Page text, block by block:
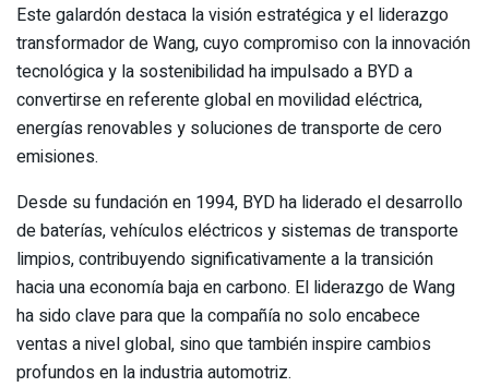
Este galardón destaca la visión estratégica y el liderazgo
transformador de Wang, cuyo compromiso con la innovación
tecnológica y la sostenibilidad ha impulsado a BYD a
convertirse en referente global en movilidad eléctrica,
energías renovables y soluciones de transporte de cero
emisiones.
Desde su fundación en 1994, BYD ha liderado el desarrollo
de baterías, vehículos eléctricos y sistemas de transporte
limpios, contribuyendo significativamente a la transición
hacia una economía baja en carbono. El liderazgo de Wang
ha sido clave para que la compañía no solo encabece
ventas a nivel global, sino que también inspire cambios
profundos en la industria automotriz.